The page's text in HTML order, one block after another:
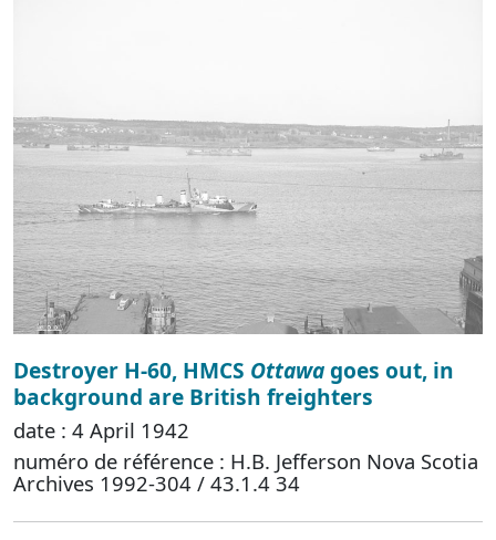
Destroyer H-60, HMCS Ottawagoes out, in
background are British freighters
date : 4 April 1942
numéro de référence : H.B. Jefferson Nova Scotia
Archives 1992-304 / 43.1.4 34